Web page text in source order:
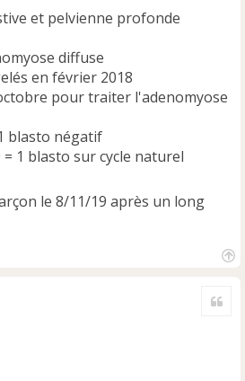
et pelvienne profonde
diffuse
en février 2018
pour traiter l'adenomyose
blasto négatif
= 1 blasto sur cycle naturel
le 8/11/19 après un long